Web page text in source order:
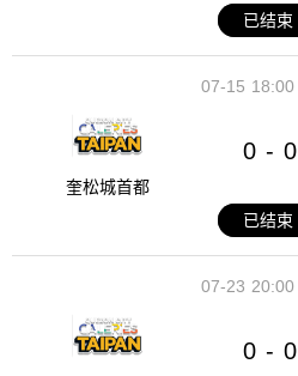
已结束
18:00
07-15
奎松城首都
0 - 0
已结束
20:00
07-23
0 - 0